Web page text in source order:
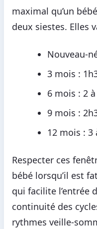
maximal qu’un
deux siestes. Elles
Nouveau-
3 mois :
6 mois : 2
9 mois :
12 mois : 3
Respecter ces
bébé lorsqu’il est
qui facilite l’entrée
continuité des
rythmes veille-